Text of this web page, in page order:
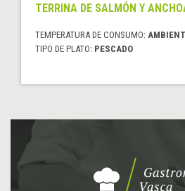
TERRINA DE SALMÓN Y
TEMPERATURA DE CONSUMO:
TIPO DE PLATO: PESCADO